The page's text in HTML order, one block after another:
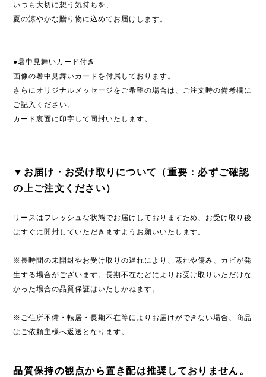
いつも大切に想う気持ちを、
夏の涼やかな贈り物に込めてお届けします。
●暑中見舞いカード付き
画像の暑中見舞いカードを付属しております。
さらにオリジナルメッセージをご希望の場合は、ご注文時の備考欄に
ご記入ください。
カード裏面に印字して同封いたします。
▼お届け・お受け取りについて（重要：必ずご確認
の上ご注文ください）
リースはフレッシュな状態でお届けしておりますため、お受け取り後
はすぐに開封していただきますようお願いいたします。
※長時間の未開封やお受け取りの遅れにより、蒸れや傷み、カビが発
生する場合がございます。長期不在などによりお受け取りいただけな
かった場合の品質保証はいたしかねます。
※ご住所不備・転居・長期不在等によりお届けができない場合、商品
はご依頼主様へ返送となります。
品質保持の観点から置き配は推奨しておりません。